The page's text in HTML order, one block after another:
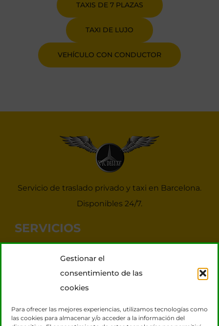
Gestionar el
consentimiento de las
cookies
Para ofrecer las mejores experiencias, utilizamos tecnologías como
las cookies para almacenar y/o acceder a la información del
TAXIS DE 7 PLAZAS
TAXI DE LUJO
VEHÍCULO CON CONDUCTOR
Servicio de traslado privado y taxi en Barcelona.
Disponibles 24/7.
SERVICIOS
Taxi 7 plazas para grupos
Transporte VIP